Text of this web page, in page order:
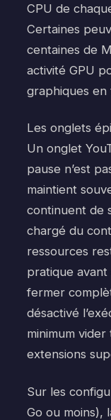
CPU de
Certaines
centaines de
activité GPU
graphiques en
Les onglets
Un onglet
pause n’est
maintient
continuent de
chargé du
ressources
pratique
fermer
désactivé
minimum
extensions
Sur les
Go ou moins),